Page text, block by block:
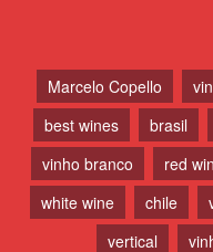
Marcelo Copello
best wines
brasil
vinho branco
red
white wine
chile
vertical